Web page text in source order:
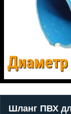
Шланг ПВХ